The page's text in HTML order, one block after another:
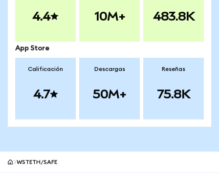
4.4 10M+ 483.8K
App Store
Calificación
4.7
Descargas
50M+
Reseñas
75.8K
WSTETH/SAFE